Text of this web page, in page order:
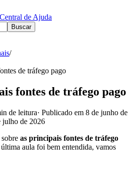
Central de Ajuda
Buscar
/
de tráfego pago
fontes de tráfego pago
de leitura· Publicado em 8 de junho de
julho de 2026
as principais fontes de tráfego
aula foi bem entendida, vamos